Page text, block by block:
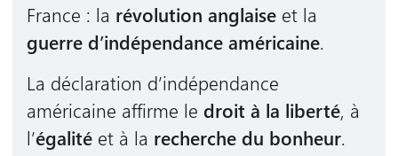
France : la révolution anglaise et la
guerre d’indépendance américaine.
La déclaration d’indépendance
américaine affirme le droit à la liberté, à
l’égalité et à la recherche du bonheur.